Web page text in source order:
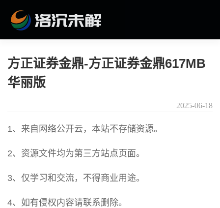
方正证券金鼎-方正证券金鼎617MB
华丽版
2025-06-18
1、来自网络公开云，本站不存储资源。
2、资源文件均为第三方站点页面。
3、仅学习和交流，不得商业用途。
4、如有侵权内容请联系删除。